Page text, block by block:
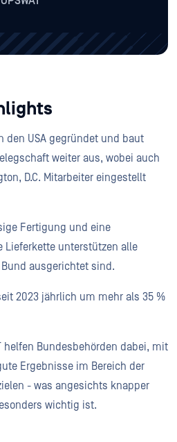
den USA gegründet und baut
weiter aus, wobei auch
D.C. Mitarbeiter eingestellt
Fertigung und eine
Lieferkette unterstützen alle
ausgerichtet sind.
2023 jährlich um mehr als 35 %
helfen Bundesbehörden dabei, mit
Ergebnisse im Bereich der
- was angesichts knapper
wichtig ist.